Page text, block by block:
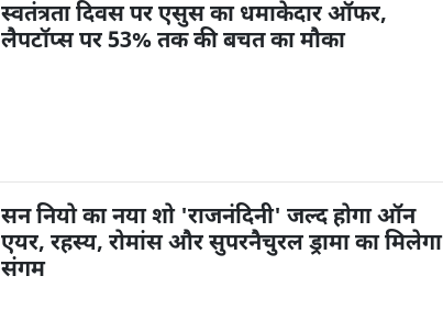
स्वतंत्रता दिवस पर एसुस का धमाकेदार ऑफर,
लैपटॉप्स पर 53% तक की बचत का मौका
सन नियो का नया शो 'राजनंदिनी' जल्द होगा ऑन
एयर, रहस्य, रोमांस और सुपरनैचुरल ड्रामा का मिलेगा
संगम